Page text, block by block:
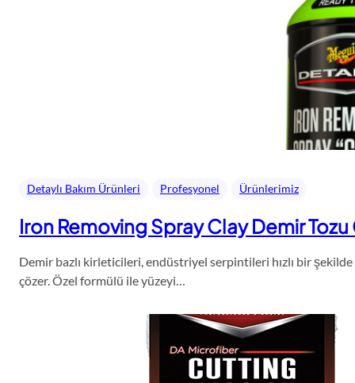
Detaylı Bakım Ürünleri Profesyonel Ürünlerimiz
Iron Removing Spray Clay Demir
Demir bazlı kirleticileri, endüstriyel serpintileri hızlı bir
çözer. Özel formülü ile yüzeyi…